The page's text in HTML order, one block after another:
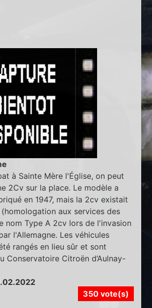
à Sainte Mère l'Église, on peut
2Cv sur la place. Le modèle a
en 1947, mais la 2cv existait
aux services des
nom Type A 2cv lors de l'invasion
l'Allemagne. Les véhicules
rangés en lieu sûr et sont
Conservatoire Citroën d’Aulnay-
350 vote(s)